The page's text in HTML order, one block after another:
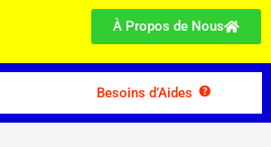
À Propos de Nous
Besoins d’Aides